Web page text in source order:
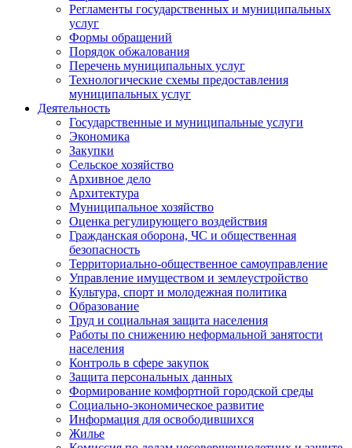
Регламенты государственных и муниципальных
услуг
Формы обращений
Порядок обжалования
Перечень муниципальных услуг
Технологические схемы предоставления
муниципальных услуг
Деятельность
Государственные и муниципальные услуги
Экономика
Закупки
Сельское хозяйство
Архивное дело
Архитектура
Муниципальное хозяйство
Оценка регулирующего воздействия
Гражданская оборона, ЧС и общественная
безопасность
Территориально-общественное самоуправление
Управление имуществом и землеустройство
Культура, спорт и молодежная политика
Образование
Труд и социальная защита населения
Работы по снижению неформальной занятости
населения
Контроль в сфере закупок
Защита персональных данных
Формирование комфортной городской среды
Социально-экономическое развитие
Информация для освободившихся
Жилье